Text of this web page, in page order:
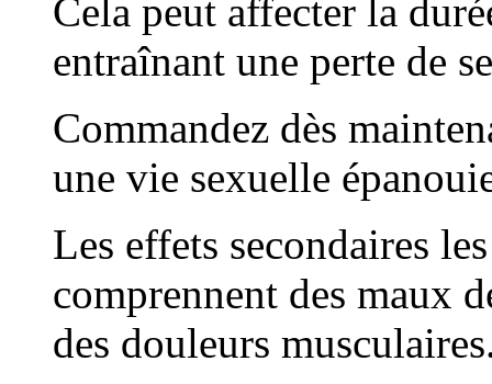
Cela peut affecter la
entraînant une perte de
Commandez dès
une vie sexuelle
Les effets secondaires
comprennent des maux
des douleurs